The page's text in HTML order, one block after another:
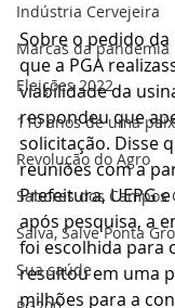
Indústria Cervejeira
Marcas da pandemia
Eleições 2022
110 anos de uma
Revolução do Agro
Sabores dos Campos
Salva, Salve Ponta
Sua saúde
Sobre o pedido
que a PGA
viabilidade da
respondeu que
solicitação. Disse
reuniões com a
Prefeitura, UEPG
após pesquisa, a
foi escolhida para
resultou em uma
milhões para a